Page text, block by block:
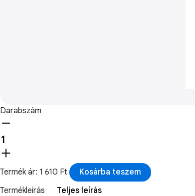
Darabszám
Termék ár: 1 610 Ft
Kosárba teszem
Termékleírás
Teljes leírás